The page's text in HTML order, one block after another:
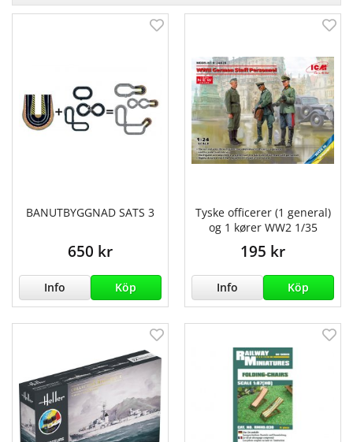
BANUTBYGGNAD SATS 3
650 kr
Info Köp
Tyske officerer (1 general)
og 1 kører WW2 1/35
195 kr
Info Köp